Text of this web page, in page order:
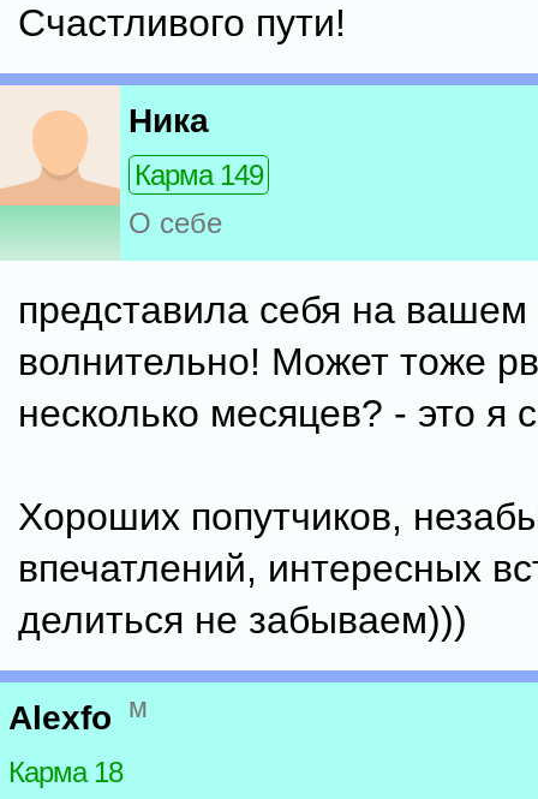
Счастливого пути!
Ника
Карма 149
О себе
представила себя на вашем
волнительно! Может тоже
несколько месяцев? - это я
Хороших попутчиков,
впечатлений, интересных
делиться не забываем)))
Alexfo м
Карма 18